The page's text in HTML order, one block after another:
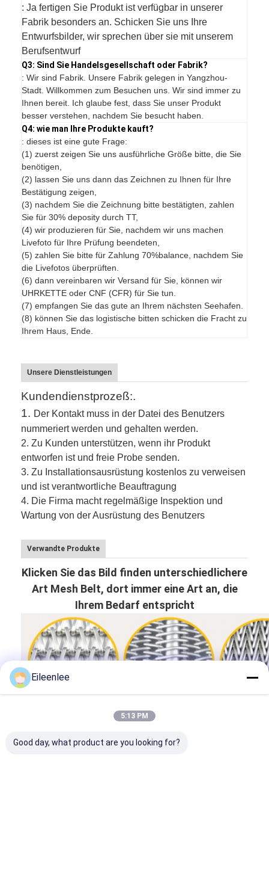
: Ja fertigen Sie Produkt ist verfügbar in unserer
Fabrik besonders an. Schicken Sie uns Ihre
Entwurfsbilder, wir sprechen über sie mit unserem
Berufsentwurf
Q3: Sind Sie Handelsgesellschaft oder Fabrik?
: Wir sind Fabrik. Unsere Fabrik gelegen in Yangzhou-
Stadt. Willkommen zum Besuchen uns. Wir sind immer zu
Ihnen bereit. Ich glaube fest, dass Sie unser Produkt
besser verstehen, nachdem Sie besucht haben.
Q4: wie man Ihre Produkte kauft?
: dieses ist eine gute Frage:
(1) zuerst zeigen Sie uns ausführliche Größe bitte, die Sie
benötigen,
(2) lassen Sie uns dann das Zeichnen zu Ihnen für Ihre
Bestätigung zeigen,
(3) nachdem Sie die Zeichnung bitte bestätigten, zahlen
Sie für 30% deposity durch TT,
(4) wir produzieren für Sie, nachdem wir uns machen
Livefoto für Ihre Prüfung beendeten,
(5) zahlen Sie bitte für Zahlung 70%balance, nachdem Sie
die Livefotos überprüften.
(6) dann vereinbaren wir Versand für Sie, können wir
UHRKETTE oder CNF (CFR) für Sie tun.
(7) empfangen Sie das gute an Ihrem nächsten Seehafen.
(8) können Sie das logistische bitten schicken die Fracht zu
Ihrem Haus, Ende.
Unsere Dienstleistungen
Kundendienstprozeß:.
1. Der Kontakt muss in der Datei des Benutzers
nummeriert werden und gehalten werden.
2.Zu Kunden unterstützen, wenn ihr Produkt
entworfen ist und freie Probe senden.
3.Zu Installationsausrüstung kostenlos zu verweisen
und ist verantwortliche Beauftragung
4. Die Firma macht regelmäßige Inspektion und
Wartung von der Ausrüstung des Benutzers
Verwandte Produkte
Klicken Sie das Bild finden unterschiedlichere
Art Mesh Belt, dort immer eine Art an, die
Ihrem Bedarf entspricht
Eileenlee
5:13 PM
Good day, what product are you looking for?